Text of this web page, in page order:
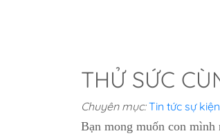
THỬ SỨC
Chuyên mục:Tin tức sự kiện
Bạn mong muốn con mình